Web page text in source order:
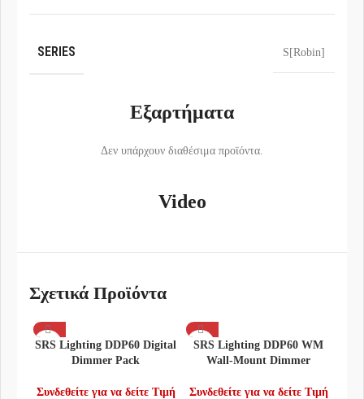
SERIES S[Robin]
Εξαρτήματα
Δεν υπάρχουν διαθέσιμα προϊόντα.
Video
Σχετικά Προϊόντα
SRS Lighting DDP60 Digital
Dimmer Pack
Συνδεθείτε για να δείτε Τιμή
SRS Lighting DDP60 WM
Wall-Mount Dimmer
Συνδεθείτε για να δείτε Τιμή